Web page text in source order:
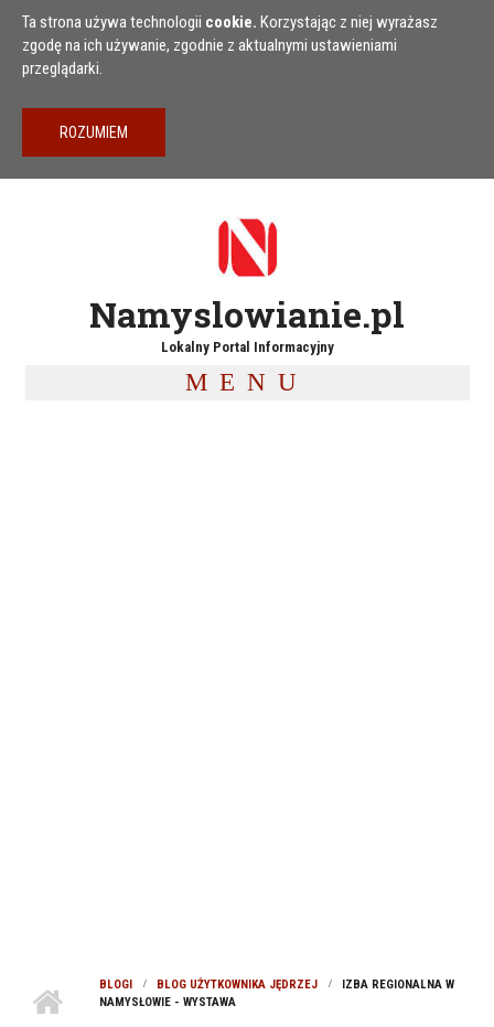
Przejdź do treści
Ta strona używa technologii cookie. Korzystając z niej wyrażasz
zgodę na ich używanie, zgodnie z aktualnymi ustawieniami
przeglądarki.
Namyslowianie.pl
Lokalny Portal Informacyjny
MENU
BLOGI BLOG UŻYTKOWNIKA JĘDRZEJ
IZBA REGIONALNA W
NAMYSŁOWIE - WYSTAWA